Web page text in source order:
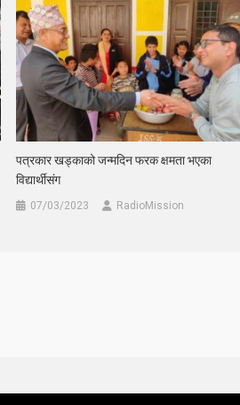
पत्रकार खड्काको जन्मदिन फरक क्षमता भएका
विद्यार्थीसंग
07/03/2023 RadioMission